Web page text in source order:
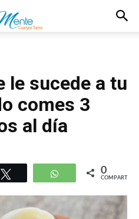
le sucede a tu
comes 3
al día
WhatsApp
0
COMPARTIR